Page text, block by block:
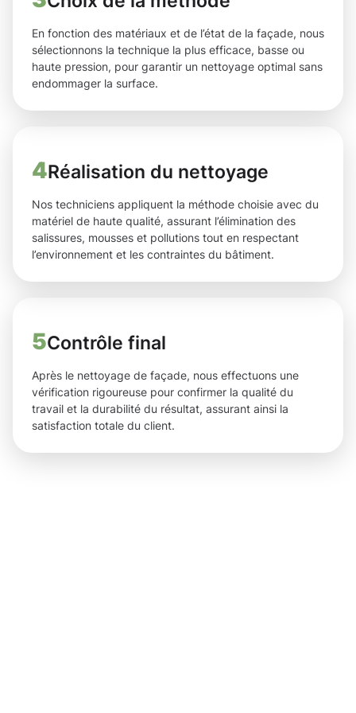
En fonction des matériaux et de l’état de la façade, nous
sélectionnons la technique la plus efficace, basse ou
haute pression, pour garantir un nettoyage optimal sans
endommager la surface.
4Réalisation du nettoyage
Nos techniciens appliquent la méthode choisie avec du
matériel de haute qualité, assurant l’élimination des
salissures, mousses et pollutions tout en respectant
l’environnement et les contraintes du bâtiment.
5Contrôle final
Après le nettoyage de façade, nous effectuons une
vérification rigoureuse pour confirmer la qualité du
travail et la durabilité du résultat, assurant ainsi la
satisfaction totale du client.